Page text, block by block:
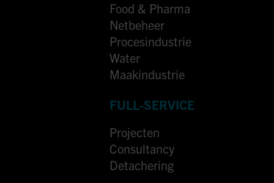
Food & Pharma
Netbeheer
Procesindustrie
Water
Maakindustrie
FULL-SERVICE
Projecten
Consultancy
Detachering